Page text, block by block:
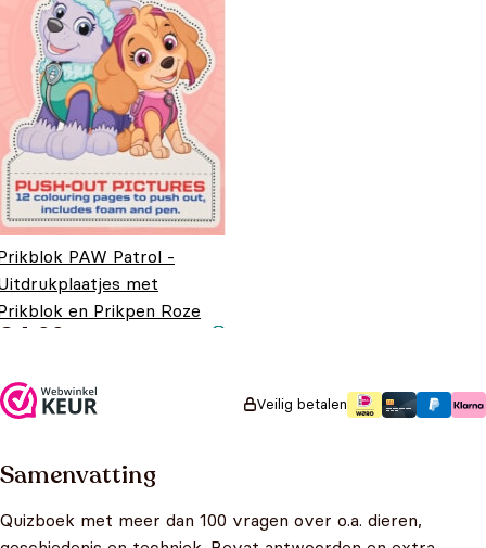
PAW Patrol -
met
en Prikpen Roze
4,99
Veilig betalen
Samenvatting
Quizboek met meer dan 100 vragen over o.a. dieren,